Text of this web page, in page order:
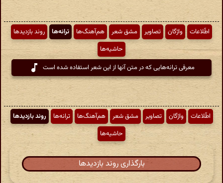
اطّلاعات واژگان تصاویر مشق شعر هم‌آهنگ‌ها ترانه‌ها
روند بازدیدها
حاشیه‌ها
معرفی ترانه‌هایی که در متن آنها از این شعر استفاده شده است
اطّلاعات واژگان تصاویر مشق شعر هم‌آهنگ‌ها ترانه‌ها
روند بازدیدها
حاشیه‌ها
بارگذاری روند بازدیدها